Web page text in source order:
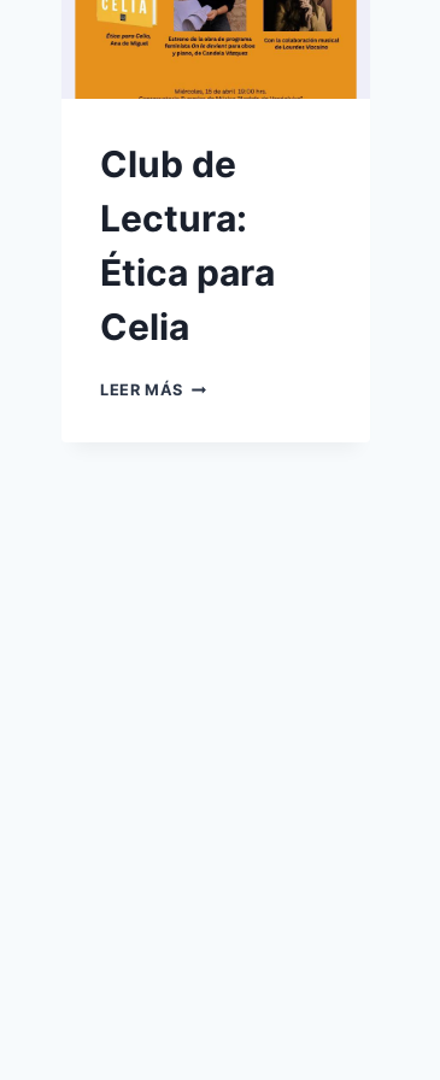
Club de
Lectura:
Ética para
Celia
LEER MÁS CLUB